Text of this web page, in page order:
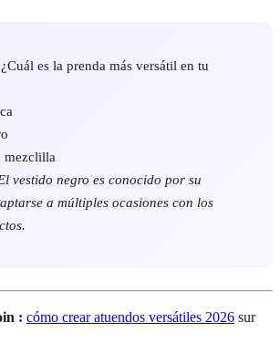
¿Cuál es la prenda más versátil en tu
mezclilla
vestido negro es conocido por su
a múltiples ocasiones con los
: cómo crear atuendos versátiles 2026 sur